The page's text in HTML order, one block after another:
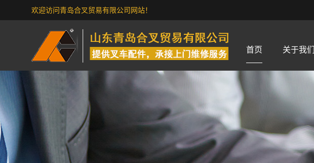
欢迎访问青岛合叉贸易有限公司网站！
首页 关于我们